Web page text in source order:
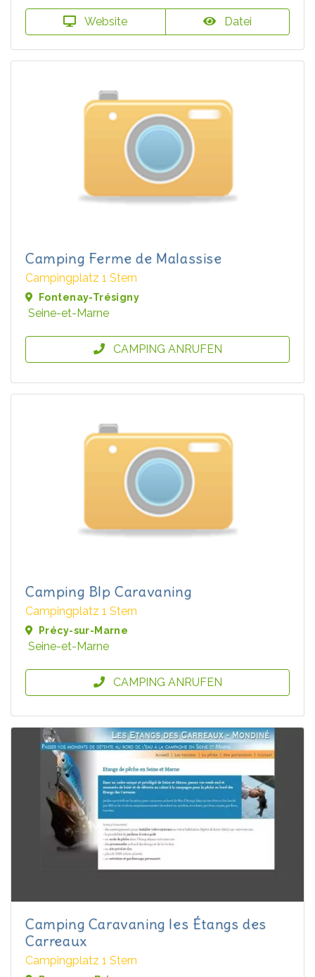
Website Datei
Camping Ferme de Malassise
Campingplatz 1 Stern
Fontenay-Trésigny
Seine-et-Marne
CAMPING ANRUFEN
Camping Blp Caravaning
Campingplatz 1 Stern
Précy-sur-Marne
Seine-et-Marne
CAMPING ANRUFEN
Camping Caravaning les Étangs des
Carreaux
Campingplatz 1 Stern